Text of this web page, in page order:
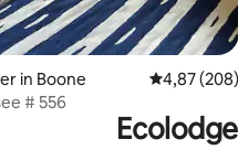
in Boone
4,87 (208)
# 556